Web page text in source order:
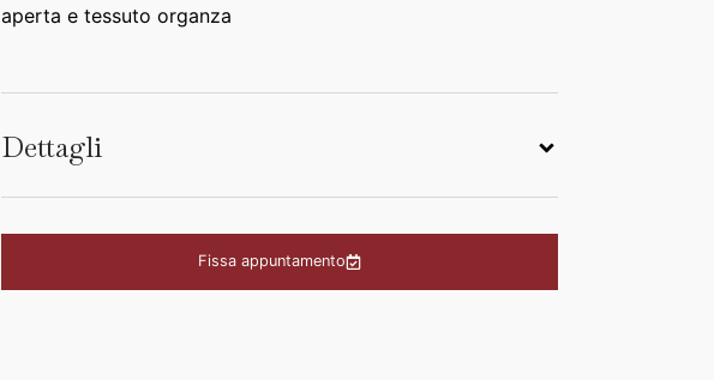
aperta e tessuto organza
Dettagli
Fissa appuntamento